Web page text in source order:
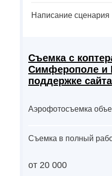
Написание сценария
Съемка с
Симферополе и
поддержке сайта
Аэрофотосъемка
Съемка в полный
от 20 000